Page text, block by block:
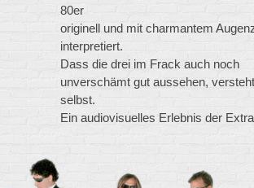
80er
originell und mit charmantem
interpretiert.
Dass die drei im Frack auch noch
unverschämt gut aussehen,
selbst.
Ein audiovisuelles Erlebnis der